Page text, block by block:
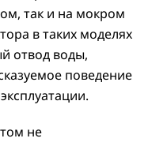
так и на мокром
в таких моделях
отвод воды,
поведение
не